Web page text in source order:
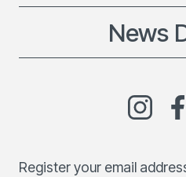
News
Register your email